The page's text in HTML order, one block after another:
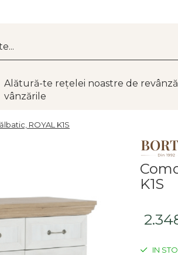
Alătură-te rețelei noastre de
vânzările
ROYAL K1S
K1S
IN